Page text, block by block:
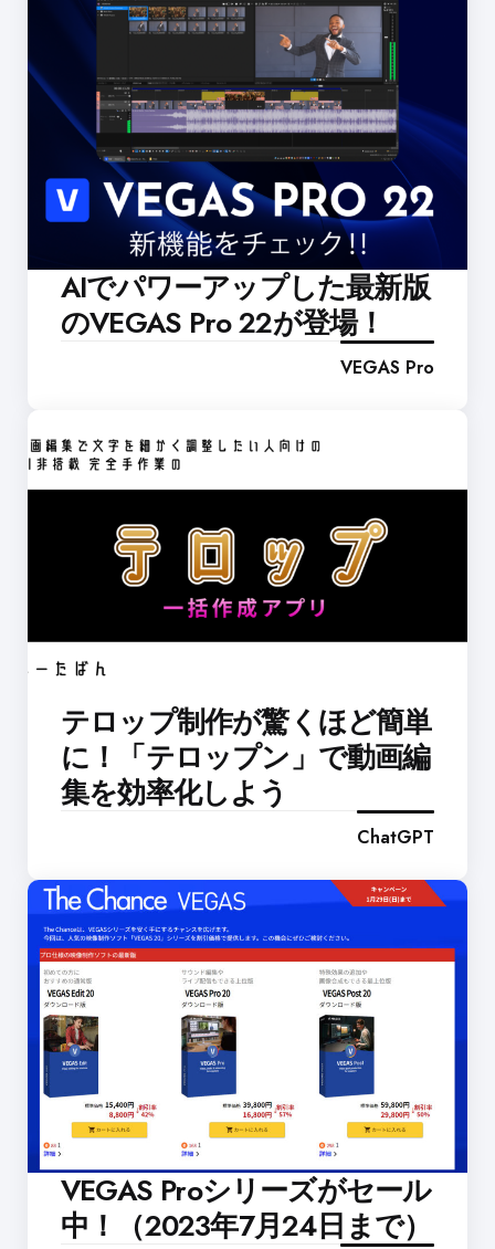
AIでパワーアップした最新版
のVEGAS Pro 22が登場！
VEGAS Pro
テロップ制作が驚くほど簡単
に！「テロップン」で動画編
集を効率化しよう
ChatGPT
VEGAS Proシリーズがセール
中！（2023年7月24日まで）